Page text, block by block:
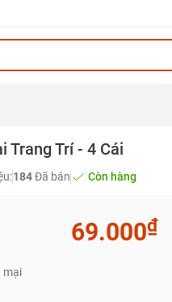
Trang Trí - 4 Cái
184Đã bán Còn hàng
69.000₫
mại